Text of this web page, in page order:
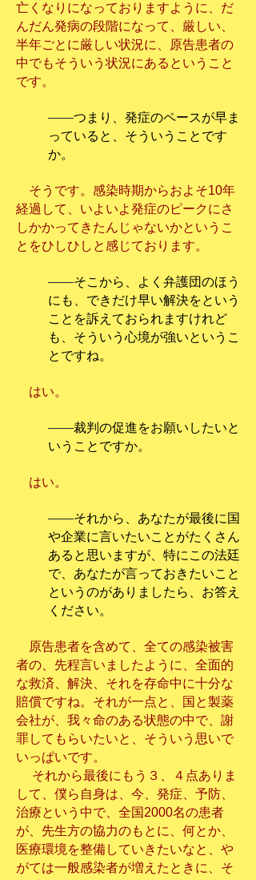
亡くなりになっておりますように、だ
んだん発病の段階になって、厳しい、
半年ごとに厳しい状況に、原告患者の
中でもそういう状況にあるということ
です。
――つまり、発症のペースが早ま
っていると、そういうことです
か。
そうです。感染時期からおよそ10年
経過して、いよいよ発症のピークにさ
しかかってきたんじゃないかというこ
とをひしひしと感じております。
――そこから、よく弁護団のほう
にも、できだけ早い解決をという
ことを訴えておられますけれど
も、そういう心境が強いというこ
とですね。
はい。
――裁判の促進をお願いしたいと
いうことですか。
はい。
――それから、あなたが最後に国
や企業に言いたいことがたくさん
あると思いますが、特にこの法廷
で、あなたが言っておきたいこと
というのがありましたら、お答え
ください。
原告患者を含めて、全ての感染被害
者の、先程言いましたように、全面的
な救済、解決、それを存命中に十分な
賠償ですね。それが一点と、国と製薬
会社が、我々命のある状態の中で、謝
罪してもらいたいと、そういう思いで
いっぱいです。
それから最後にもう３、４点ありま
して、僕ら自身は、今、発症、予防、
治療という中で、全国2000名の患者
が、先生方の協力のもとに、何とか、
医療環境を整備していきたいなと、や
がては一般感染者が増えたときに、そ